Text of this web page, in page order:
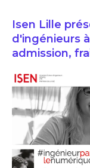
Isen Lille
d'ingénieurs
admission,